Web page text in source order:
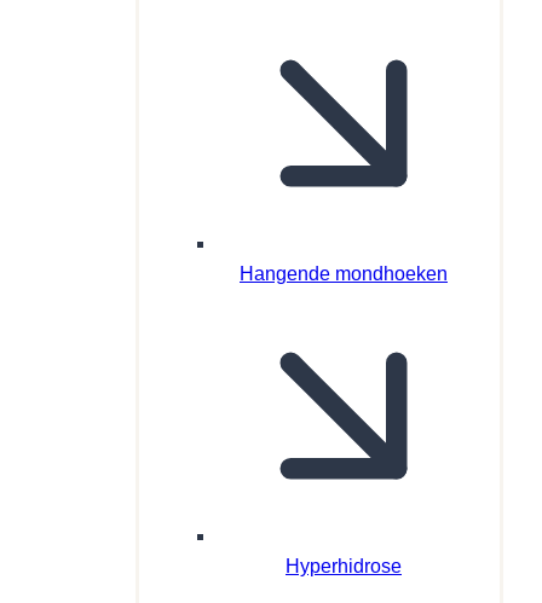
Hangende mondhoeken
Hyperhidrose